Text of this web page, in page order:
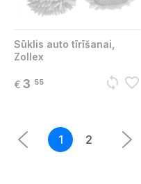
Sūklis auto tīrīšanai,
Zollex
€ 3 55 sync favorite_border
1 2